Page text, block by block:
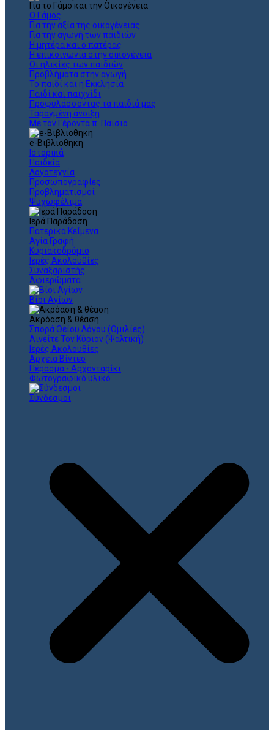
Για το Γάμο και την Οικογένεια
Ο Γάμος
Για την αξία της οικογένειας
Για την αγωγή των παιδιών
Η μητέρα και ο πατέρας
Η επικοινωνία στην οικογένεια
Οι ηλικίες των παιδιών
Προβλήματα στην αγωγή
Το παιδί και η Εκκλησία
Παιδί και παιχνίδι
Προφυλάσσοντας τα παιδιά μας
Ταραγμένη άνοιξη
Με τον Γέροντα π. Παϊσιο
e-Βιβλιοθηκη
Ιστορικά
Παιδεία
Λογοτεχνία
Προσωπογραφίες
Προβληματισμοί
Ψυχωφέλιμα
Ιερά Παράδοση
Πατερικά Κείμενα
Αγία Γραφή
Κυριακοδρόμιο
Ιερές Ακολουθίες
Συναξαριστής
Αφιερώματα
Βίοι Αγίων
Ακρόαση & θέαση
Σπορά Θείου Λόγου (Ομιλίες)
Αινείτε Τον Κύριον (Ψαλτική)
Ιερές Ακολουθίες
Αρχεία Βίντεο
Πέρασμα - Αρχονταρίκι
Φωτογραφικό υλικό
Σύνδεσμοι